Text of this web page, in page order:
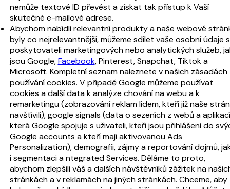
nemůže textové ID převést a získat tak přístup k Vaší
skutečné e-mailové adrese.
Abychom nabídli relevantní produkty a naše webové
byly co nejrelevantnější, můžeme sdílet vaše osobní údaje s
poskytovateli marketingových nebo analytických služeb,
jsou Google,Facebook, Pinterest, Snapchat, Tiktok a
Microsoft. Kompletní seznam naleznete v našich zásadách
používání cookies. V případě Google můžeme používat
cookies a další data k analýze chování na webu a k
remarketingu (zobrazování reklam lidem, kteří již naše
navštívili), google signals (data o sezeních z webů a
která Google spojuje s uživateli, kteří jsou přihlášeni do
Google accounts a kteří mají aktivovanou Ads
Personalization), demografii, zájmy a reportování dojmů,
i segmentaci a ntegrated Services. Děláme to proto,
abychom zlepšili váš a dalších návštěvníků zážitek na
stránkách a v reklamách na jiných stránkách. Chceme, aby